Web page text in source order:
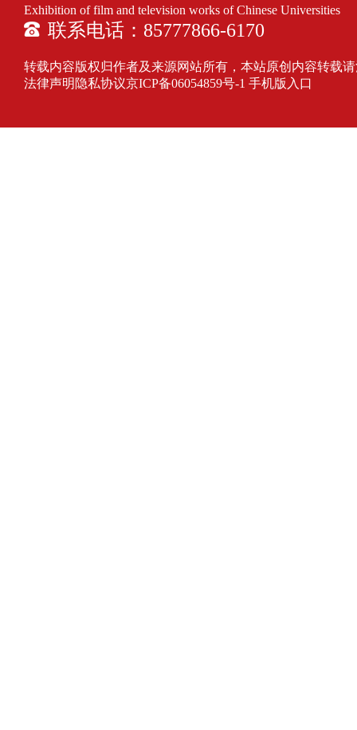
Exhibition of film and television works of Chinese Universities
联系电话：85777866-6170
转载内容版权归作者及来源网站所有，本站原创内容转载
法律声明隐私协议京ICP备06054859号-1 手机版入口